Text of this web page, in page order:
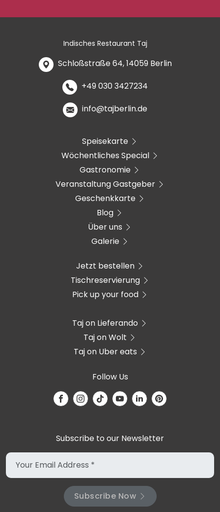
Indisches Restaurant Taj
Schloßstraße 64, 14059 Berlin
+49 030 3427234
info@tajberlin.de
Speisekarte
Wöchentliches Special
Gastronomie
Veranstaltung Gastgeber
Geschenkkarte
Blog
Über uns
Galerie
Jetzt bestellen
Tischreservierung
Pick up your food
Taj on Lieferando
Taj on Wolt
Taj on Uber eats
Follow Us
Subscribe to our Newsletter
Subscribe Now